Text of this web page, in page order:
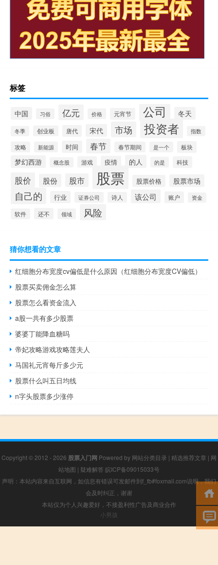
标签
中国 习俗 亿元 价格 元宵节 公司 冬天
冬季 创业板 唐代 宋代 市场 投资者 指数
攻略 新能源 时间 春节 春节期间 是一个 板块
梦幻西游 概念股 游戏 疫情 的人 的是 科技
股价 股份 股市 股票 股票价格 股票市场
自己的 行业 证券公司 诗人 该公司 账户 资金
软件 还不 领域 风险
猜你想看的文章
红细胞分布宽度cv偏低是什么原因（红细胞分布宽度CV偏低）
股票买卖佣金怎么算
股票怎么看资金流入
a股一共有多少股票
婆婆丁能降血糖吗
帝妃攻略游戏攻略莲夫人
马国礼元宵每斤多少元
股票什么叫五日均线
n字头股票多少涨停
Copyright © 2012 - 2026 股票入门网 Powered by 网站分类目录 | 精选推荐文章 | 网
站地图 | 疑难解答 皖ICP备09015033号
声明：本站内容来自互联网，如信息有错误可发邮件到f_fb#foxmail.com说明，我们
会及时纠正，谢谢
本站仅为个人兴趣爱好，不接盈利性广告及商业合作
小男孩